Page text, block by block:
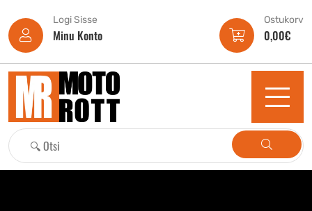
Logi Sisse
Minu Konto
Ostukorv
0,00€